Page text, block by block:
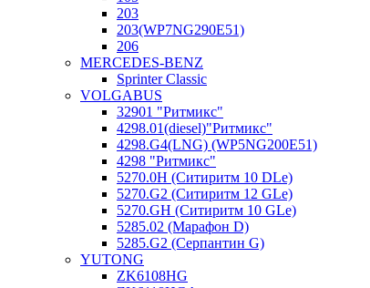
203
203(WP7NG290E51)
206
MERCEDES-BENZ
Sprinter Classic
VOLGABUS
32901 "Ритмикc"
4298.01(diesel)"Ритмикс"
4298.G4(LNG) (WP5NG200E51)
4298 "Ритмикс"
5270.0H (Ситиритм 10 DLe)
5270.G2 (Ситиритм 12 GLe)
5270.GH (Ситиритм 10 GLe)
5285.02 (Марафон D)
5285.G2 (Серпантин G)
YUTONG
ZK6108HG